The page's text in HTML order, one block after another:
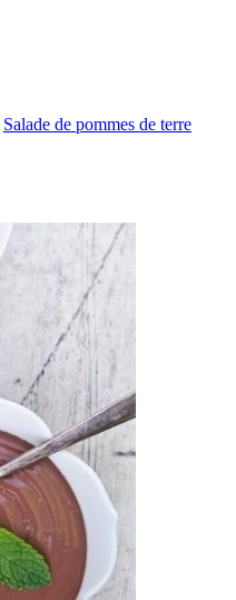
Salade de pommes de terre